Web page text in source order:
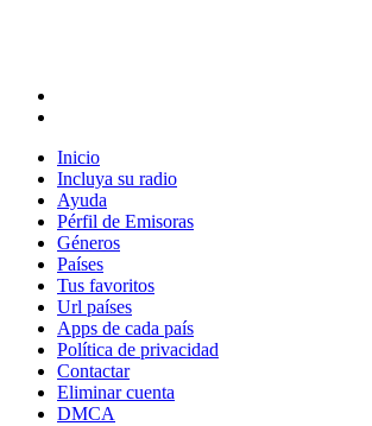
Inicio
Incluya su radio
Ayuda
Pérfil de Emisoras
Géneros
Países
Tus favoritos
Url países
Apps de cada país
Política de privacidad
Contactar
Eliminar cuenta
DMCA